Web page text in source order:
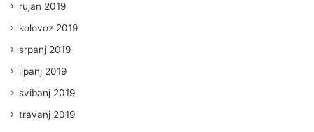
rujan 2019
kolovoz 2019
srpanj 2019
lipanj 2019
svibanj 2019
travanj 2019